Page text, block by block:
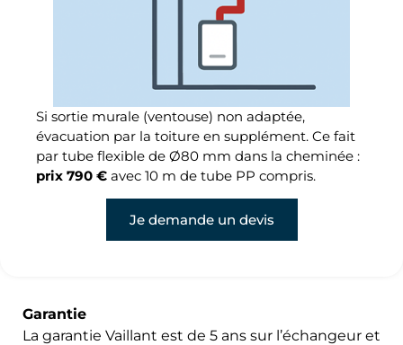
Si sortie murale (ventouse) non adaptée,
évacuation par la toiture en supplément. Ce fait
par tube flexible de Ø80 mm dans la cheminée :
prix 790 € avec 10 m de tube PP compris.
Je demande un devis
Garantie
La garantie Vaillant est de 5 ans sur l’échangeur et